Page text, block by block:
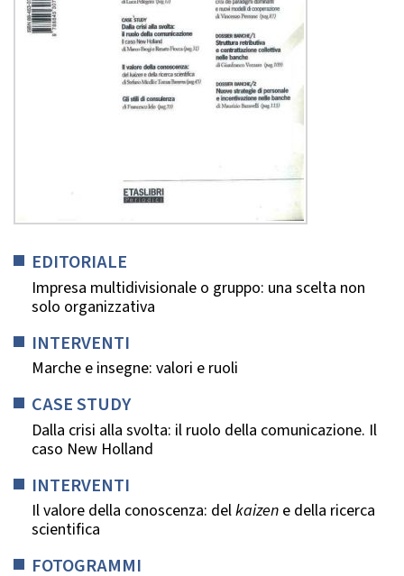
EDITORIALE
Impresa multidivisionale o gruppo: una scelta non
solo organizzativa
INTERVENTI
Marche e insegne: valori e ruoli
CASE STUDY
Dalla crisi alla svolta: il ruolo della comunicazione. Il
caso New Holland
INTERVENTI
Il valore della conoscenza: delkaizen e della ricerca
scientifica
FOTOGRAMMI